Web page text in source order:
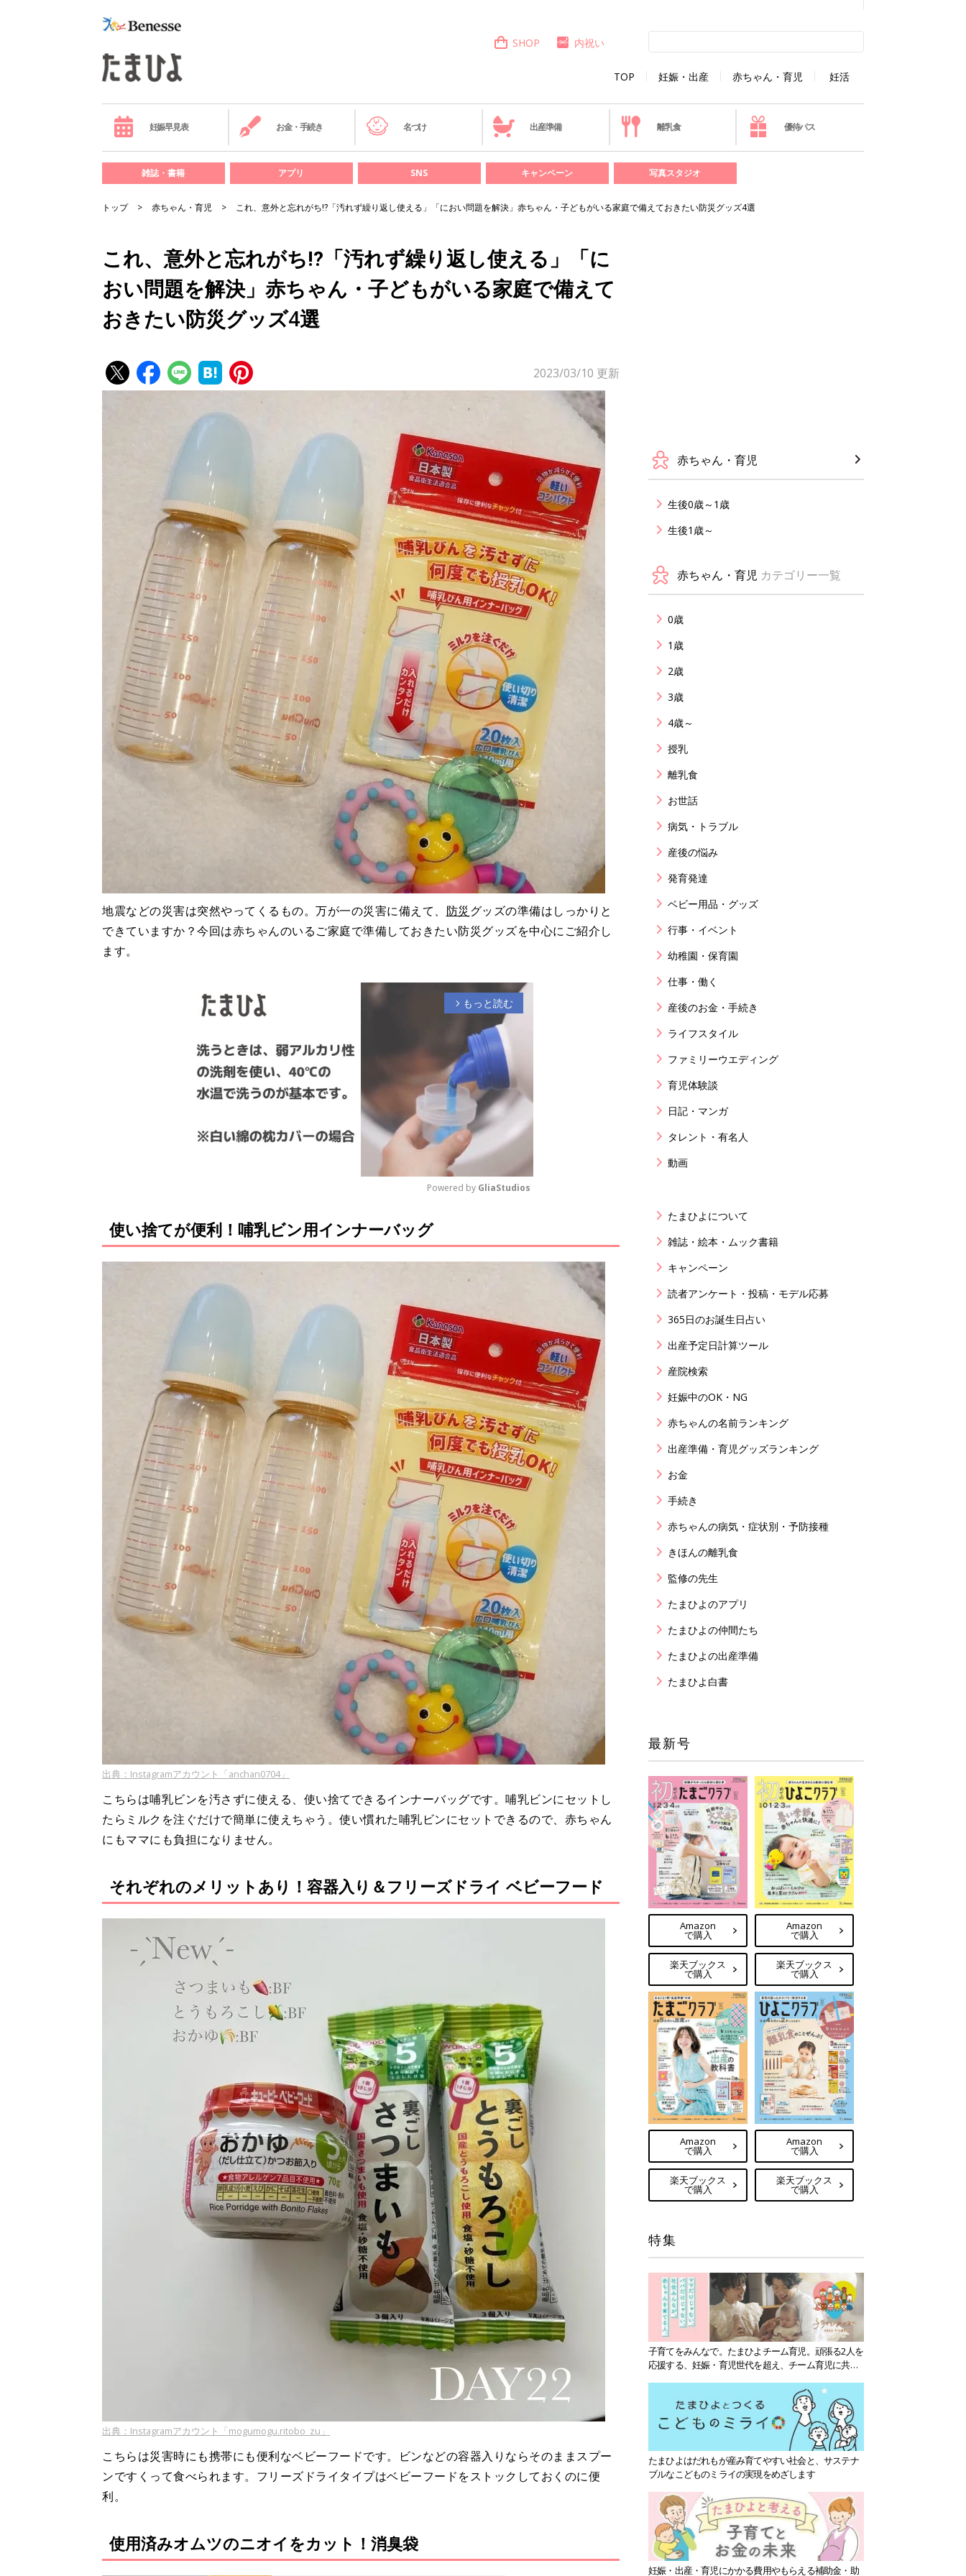
TOP 妊娠・出産 赤ちゃん・育児 妊活
SHOP 内祝い
妊娠早見表 お金・手続き 名づけ 出産準備 離乳食 優待パス
雑誌・書籍 アプリ SNS キャンペーン 写真スタジオ
トップ 赤ちゃん・育児 これ、意外と忘れがち⁉︎「汚れず繰り返し使える」「におい問題を解決」赤ちゃん・子どもがいる家庭で備えておきたい防災グッズ4選
これ、意外と忘れがち⁉︎「汚れず繰り返し使える」「に
おい問題を解決」赤ちゃん・子どもがいる家庭で備えて
おきたい防災グッズ4選
2023/03/10 更新
地震などの災害は突然やってくるもの。万が一の災害に備えて、 防災グッズの準備はしっかりと
できていますか？今回は赤ちゃんのいるご家庭で準備しておきたい防災グッズを中心にご紹介し
ます。
arrow_forward_ios もっと読む
u
Powered by GliaStudios
使い捨てが便利！哺乳ビン用インナーバッグ
出典：Instagramアカウント「anchan0704」
こちらは哺乳ビンを汚さずに使える、使い捨てできるインナーバッグです。哺乳ビンにセットし
たらミルクを注ぐだけで簡単に使えちゃう。使い慣れた哺乳ビンにセットできるので、赤ちゃん
にもママにも負担になりません。
それぞれのメリットあり！容器入り＆フリーズドライ ベビーフード
出典：Instagramアカウント「mogumogu.ritobo_zu」
こちらは災害時にも携帯にも便利なベビーフードです。ビンなどの容器入りならそのままスプー
ンですくって食べられます。フリーズドライタイプはベビーフードをストックしておくのに便
利。
使用済みオムツのニオイをカット！消臭袋
赤ちゃん・育児
生後0歳～1歳
生後1歳～
赤ちゃん・育児 カテゴリー一覧
0歳
1歳
2歳
3歳
4歳～
授乳
離乳食
お世話
病気・トラブル
産後の悩み
発育発達
ベビー用品・グッズ
行事・イベント
幼稚園・保育園
仕事・働く
産後のお金・手続き
ライフスタイル
ファミリーウエディング
育児体験談
日記・マンガ
タレント・有名人
動画
たまひよについて
雑誌・絵本・ムック書籍
キャンペーン
読者アンケート・投稿・モデル応募
365日のお誕生日占い
出産予定日計算ツール
産院検索
妊娠中のOK・NG
赤ちゃんの名前ランキング
出産準備・育児グッズランキング
お金
手続き
赤ちゃんの病気・症状別・予防接種
きほんの離乳食
監修の先生
たまひよのアプリ
たまひよの仲間たち
たまひよの出産準備
たまひよ白書
最新号
Amazon
で購入
楽天ブックス
で購入
Amazon
で購入
楽天ブックス
で購入
Amazon
で購入
楽天ブックス
で購入
Amazon
で購入
楽天ブックス
で購入
特集
子育てをみんなで。たまひよチーム育児。頑張る2人を
応援する、妊娠・育児世代を超え、チーム育児に共感
たまひよはだれもが産み育てやすい社会と、サステナ
ブルなこどものミライの実現をめざします
妊娠・出産・育児にかかる費用やもらえる補助金・助